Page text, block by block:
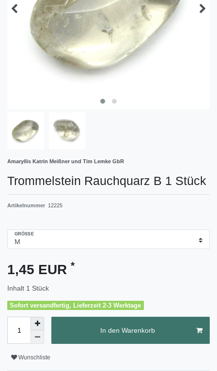
Amaryllis Katrin Meißner und Tim Lemke GbR
Trommelstein Rauchquarz B 1 Stück
Artikelnummer 12225
GRÖSSE
1,45 EUR *
Inhalt 1 Stück
Sofort versandfertig, Lieferzeit 2-3 Werktage
In den Warenkorb
Wunschliste